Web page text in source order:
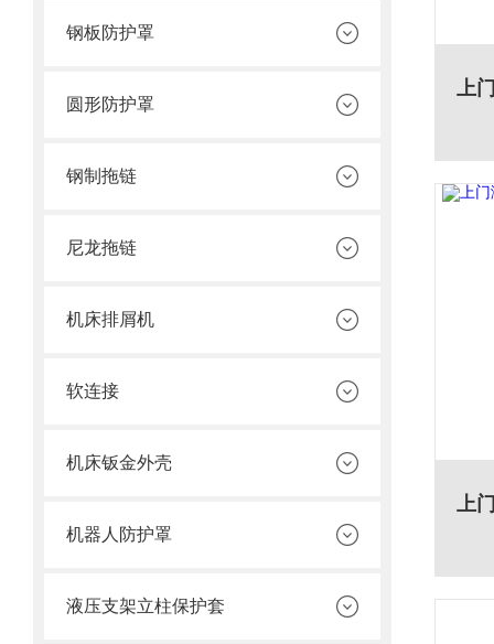
钢板防护罩
圆形防护罩
钢制拖链
尼龙拖链
机床排屑机
软连接
机床钣金外壳
机器人防护罩
液压支架立柱保护套